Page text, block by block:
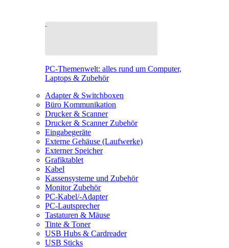
PC-Themenwelt: alles rund um Computer,
Laptops & Zubehör
Adapter & Switchboxen
Büro Kommunikation
Drucker & Scanner
Drucker & Scanner Zubehör
Eingabegeräte
Externe Gehäuse (Laufwerke)
Externer Speicher
Grafiktablet
Kabel
Kassensysteme und Zubehör
Monitor Zubehör
PC-Kabel/-Adapter
PC-Lautsprecher
Tastaturen & Mäuse
Tinte & Toner
USB Hubs & Cardreader
USB Sticks